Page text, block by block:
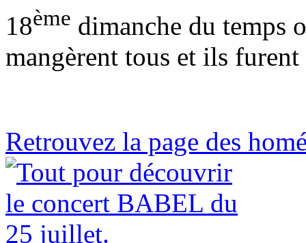
18ème dimanche du
mangèrent tous et ils
Retrouvez la page des